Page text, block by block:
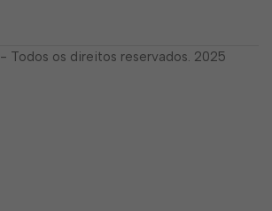
- Todos os direitos reservados. 2025